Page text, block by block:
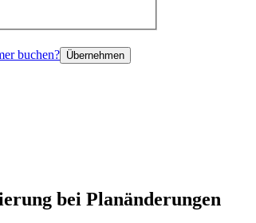
buchen? Übernehmen
bei Planänderungen